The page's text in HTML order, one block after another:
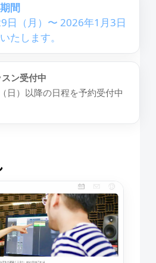
間
日（月）〜 2026年1月3日
たします。
ン受付中
日）以降の日程を予約受付中